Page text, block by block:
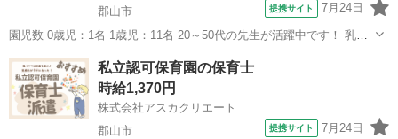
郡山市
提携サイト 7月24日
園児数 0歳児：1名 1歳児：11名 20～50代の先生が活躍中です！ 乳児
のみの小規模の保育所です★ ＊＊＊＊園での1日の流れ＊＊＊＊ 7:30
登園 09:15 おやつ、朝のお集り 10:00 クラス...
福島 郡山市 保育士
私立認可保育園の保育士
時給1,370円
株式会社アスカクリエート
郡山市
提携サイト 7月24日